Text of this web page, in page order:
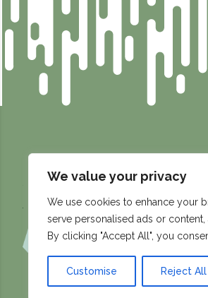
We value your privacy
We use cookies to enhance your
serve personalised ads or content,
By clicking "Accept All", you
Customise Reject All
info@compassen.se